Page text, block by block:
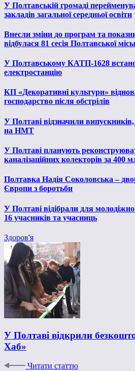
У Полтавській громаді
закладів загальної середньої освіти
Внесли зміни до програм та
відбулася 81 сесія Полтавської
У Полтавському КАТП-1628
електростанцію
КП «Декоративні культури»
господарство після обстрілів
У Полтаві відзначили
на НМТ
У Полтаві планують
каналізаційних колекторів за 400
Полтавка Надія Соколовська –
Європи з боротьби
У Полтаві відібрали для
16 учасників та учасниць
Здоров'я
У Полтаві відкрили
Хаб»
Читати статтю